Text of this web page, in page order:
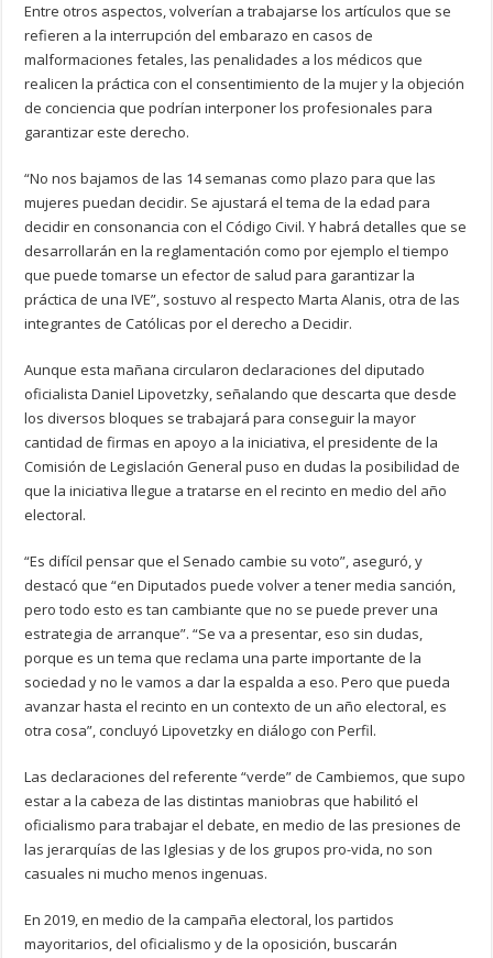
Entre otros aspectos, volverían a trabajarse los artículos que se
refieren a la interrupción del embarazo en casos de
malformaciones fetales, las penalidades a los médicos que
realicen la práctica con el consentimiento de la mujer y la objeción
de conciencia que podrían interponer los profesionales para
garantizar este derecho.
“No nos bajamos de las 14 semanas como plazo para que las
mujeres puedan decidir. Se ajustará el tema de la edad para
decidir en consonancia con el Código Civil. Y habrá detalles que se
desarrollarán en la reglamentación como por ejemplo el tiempo
que puede tomarse un efector de salud para garantizar la
práctica de una IVE”, sostuvo al respecto Marta Alanis, otra de las
integrantes de Católicas por el derecho a Decidir.
Aunque esta mañana circularon declaraciones del diputado
oficialista Daniel Lipovetzky, señalando que descarta que desde
los diversos bloques se trabajará para conseguir la mayor
cantidad de firmas en apoyo a la iniciativa, el presidente de la
Comisión de Legislación General puso en dudas la posibilidad de
que la iniciativa llegue a tratarse en el recinto en medio del año
electoral.
“Es difícil pensar que el Senado cambie su voto”, aseguró, y
destacó que “en Diputados puede volver a tener media sanción,
pero todo esto es tan cambiante que no se puede prever una
estrategia de arranque”. “Se va a presentar, eso sin dudas,
porque es un tema que reclama una parte importante de la
sociedad y no le vamos a dar la espalda a eso. Pero que pueda
avanzar hasta el recinto en un contexto de un año electoral, es
otra cosa”, concluyó Lipovetzky en diálogo con Perfil.
Las declaraciones del referente “verde” de Cambiemos, que supo
estar a la cabeza de las distintas maniobras que habilitó el
oficialismo para trabajar el debate, en medio de las presiones de
las jerarquías de las Iglesias y de los grupos pro-vida, no son
casuales ni mucho menos ingenuas.
En 2019, en medio de la campaña electoral, los partidos
mayoritarios, del oficialismo y de la oposición, buscarán